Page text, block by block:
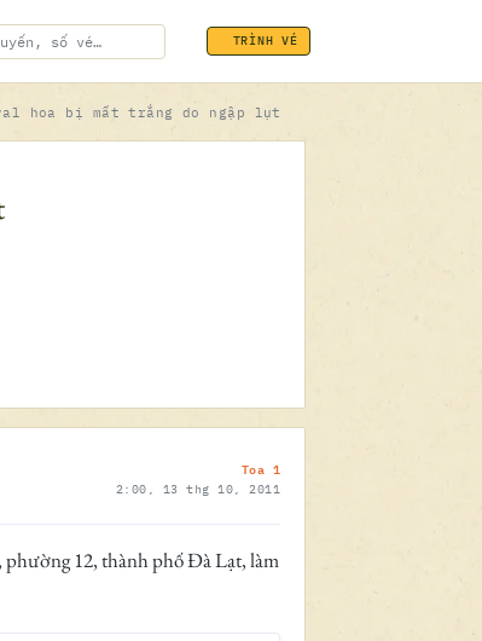
TRÌNH VÉ
hoa bị mất trắng do ngập lụt
13.10.2011
Toa 1
2:00, 13 thg 10, 2011
phường 12, thành phố Đà Lạt, làm